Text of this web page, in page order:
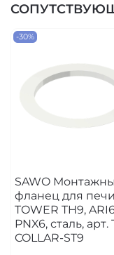
-30%
SAWO
фланец для печи
TOWER TH9,
PNX6, сталь, арт.
COLLAR-ST9